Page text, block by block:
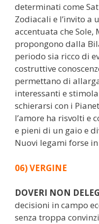
determinati come
Zodiacali e l’invito a
accentuata che Sole,
propongono dalla
periodo sia ricco di
costruttive
permettano di
interessanti e
schierarsi con i
l’amore ha risvolti e
e pieni di un gaio e
Nuovi legami forse in
06) VERGINE
DOVERI NON
decisioni in campo
senza troppa